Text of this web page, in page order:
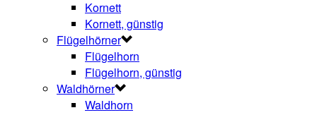
Kornett
Kornett, günstig
Flügelhörner
Flügelhorn
Flügelhorn, günstig
Waldhörner
Waldhorn